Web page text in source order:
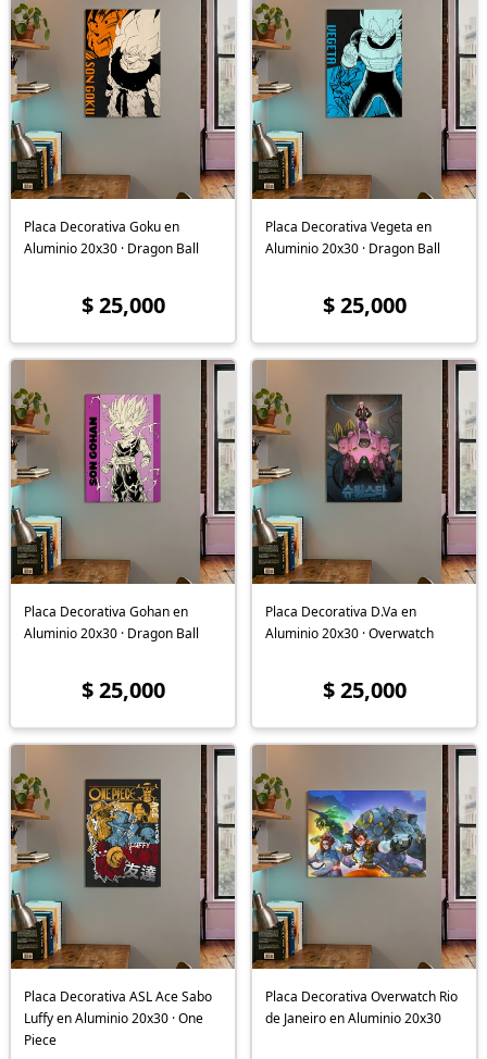
Placa Decorativa Goku en
Aluminio 20x30 · Dragon Ball
$ 25,000
Placa Decorativa Vegeta en
Aluminio 20x30 · Dragon Ball
$ 25,000
Placa Decorativa Gohan en
Aluminio 20x30 · Dragon Ball
$ 25,000
Placa Decorativa D.Va en
Aluminio 20x30 · Overwatch
$ 25,000
Placa Decorativa ASL Ace Sabo
Luffy en Aluminio 20x30 · One
Piece
Placa Decorativa Overwatch Rio
de Janeiro en Aluminio 20x30